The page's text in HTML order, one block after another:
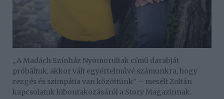
„A Madách Színház Nyomorultak című darabját
próbáltuk, akkor vált egyértelművé számunkra, hogy
rezgés és szimpátia van közöttünk” – mesélt Zoltán
kapcsolatuk kibontakozásáról a Story Magazinnak.